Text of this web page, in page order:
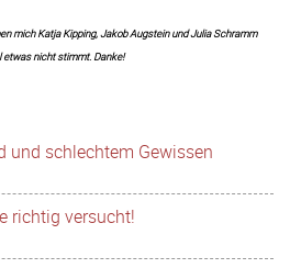
mich Katja Kipping, Jakob Augstein und Julia Schramm
etwas nicht stimmt. Danke!
und schlechtem Gewissen
richtig versucht!